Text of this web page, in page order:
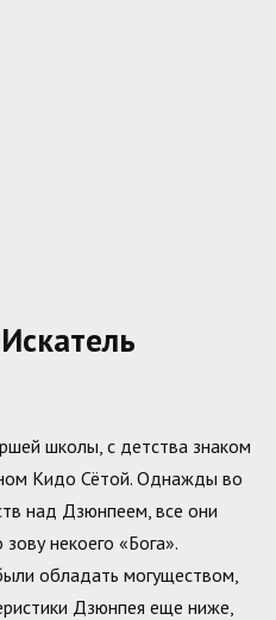
школы, с детства знаком
Кидо Сётой. Однажды во
над Дзюнпеем, все они
некоего «Бога».
обладать могуществом,
Дзюнпея еще ниже,